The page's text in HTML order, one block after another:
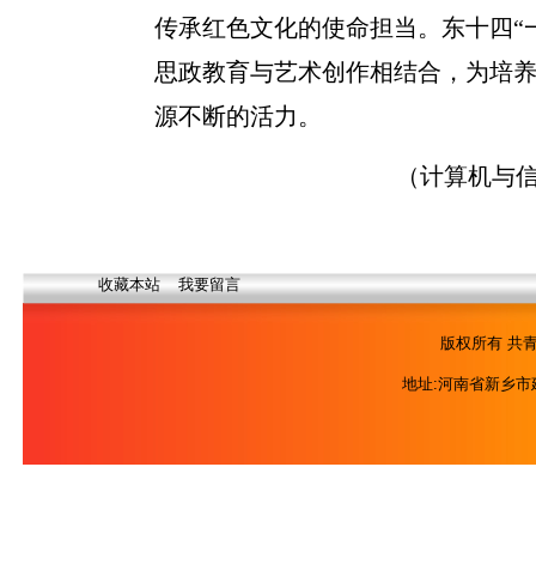
传承红色文化的使命担当。东十四
思政教育与艺术创作相结合，为培
源不断的活力。
（计算机与
收藏本站 我要留言
版权所有 共
地址:河南省新乡市